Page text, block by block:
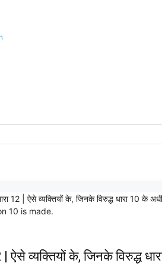
12 | ऐसे व्यक्तियों के, जिनके विरुद्ध धारा
10 is made.
| ऐसे व्यक्तियों के, जिनके